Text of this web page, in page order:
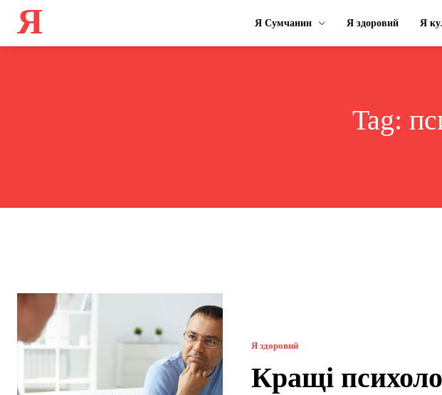
Я Я Сумчанин Я здоровий Я
Tag:
Я здоровий
Кращі